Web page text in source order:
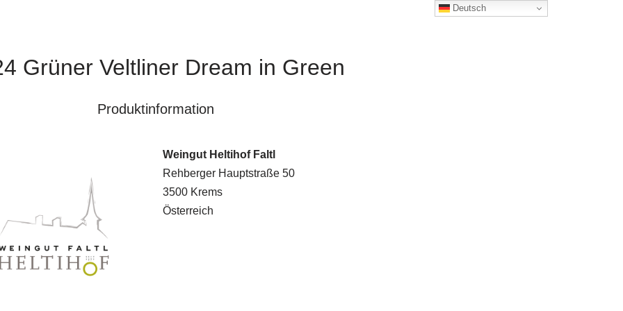
Grüner Veltliner Dream in Green
Produktinformation
Weingut Heltihof Faltl
Rehberger Hauptstraße 50
3500 Krems
Österreich
Deutsch